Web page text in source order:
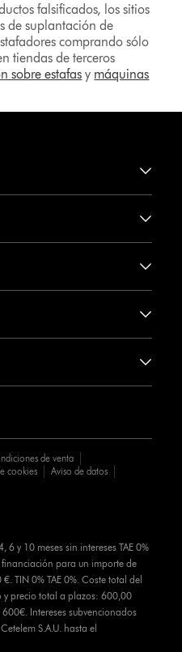
falsificados, los sitios
de suplantación de
comprando sólo
tiendas de terceros
sobre estafas y máquinas
de venta
cookies
Aviso de datos
y 10 meses sin intereses TAE 0%
para un importe de
TIN 0% TAE 0%. Coste total del
precio total a plazos: 600,00
Intereses subvencionados
S.A.U. hasta el